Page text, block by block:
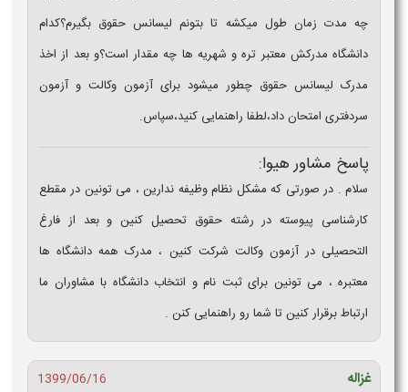
چه مدت زمان طول میکشه تا بتونم لیسانس حقوق بگیرم؟کدام
دانشگاه مدرکش معتبر تره و شهریه ها چه مقدار است؟و بعد از اخذ
مدرک لیسانس حقوق چطور میشود برای آزمون وکالت و آزمون
سردفتری امتحان داد،لطفا راهنمایی کنید،سپاس.
پاسخ مشاور هیوا:
سلام . در صورتی که مشکل نظام وظیفه ندارین ، می تونین در مقطع
کارشناسی پیوسته در رشته حقوق تحصیل کنین و بعد از فارغ
التحصیلی در آزمون وکالت شرکت کنین ، مدرک همه دانشگاه ها
معتبره ، می تونین برای ثبت نام و انتخاب دانشگاه با مشاوران ما
ارتباط برقرار کنین تا شما رو راهنمایی کنن .
غزاله
1399/06/16